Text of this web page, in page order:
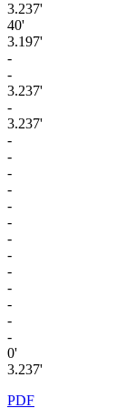
3.237'
40'
3.197'
-
-
3.237'
-
3.237'
-
-
-
-
-
-
-
-
-
-
-
-
-
0'
3.237'
PDF